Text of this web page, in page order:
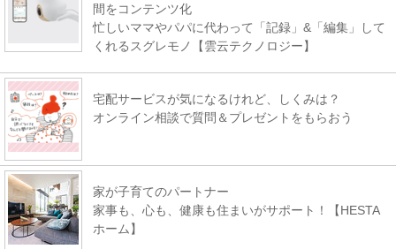
間をコンテンツ化
忙しいママやパパに代わって「記録」&「編集」して
くれるスグレモノ【雲云テクノロジー】
宅配サービスが気になるけれど、しくみは？
オンライン相談で質問＆プレゼントをもらおう
家が子育てのパートナー
家事も、心も、健康も住まいがサポート！【HESTA
ホーム】